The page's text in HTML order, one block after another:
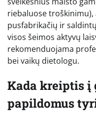
riebaluose
pusfabrikačių ir
visos šeimos aktyvų
rekomenduojama
bei vaikų dietologu.
Kada kreiptis
papildomus